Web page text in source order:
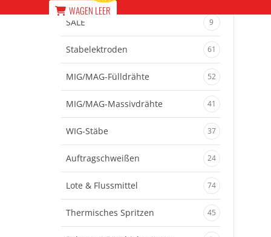
WAGEN LEER
SALE 9
Stabelektroden 61
MIG/MAG-Fülldrähte 52
MIG/MAG-Massivdrähte 41
WIG-Stäbe 37
Auftragschweißen 24
Lote & Flussmittel 74
Thermisches Spritzen 45